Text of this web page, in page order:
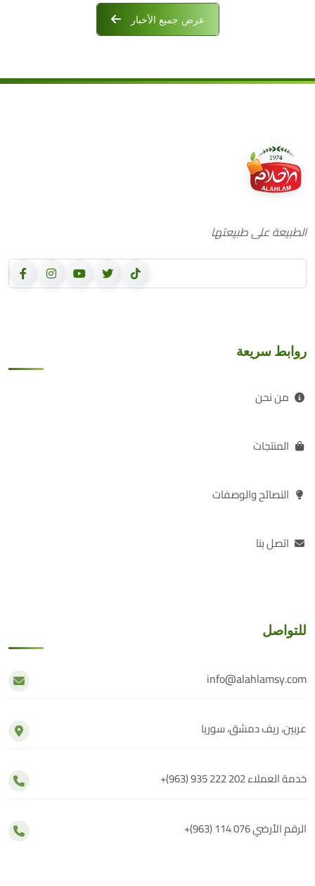
عرض جميع الأخبار
الطبيعة على طبيعتها
روابط سريعة
من نحن
المنتجات
النصائح والوصفات
اتصل بنا
للتواصل
info@alahlamsy.com
عربين، ريف دمشق، سوريا
+(963) 935 222 202خدمة العملاء
+(963) 114 076الرقم الأرضي